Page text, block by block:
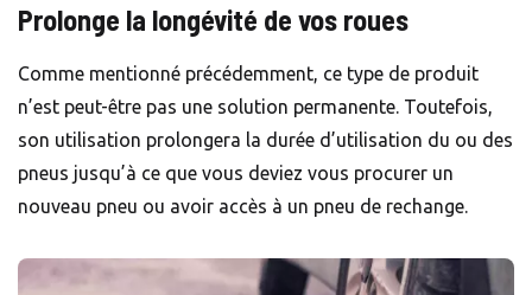
Prolonge la longévité de vos roues
Comme mentionné précédemment, ce type de produit
n’est peut-être pas une solution permanente. Toutefois,
son utilisation prolongera la durée d’utilisation du ou des
pneus jusqu’à ce que vous deviez vous procurer un
nouveau pneu ou avoir accès à un pneu de rechange.